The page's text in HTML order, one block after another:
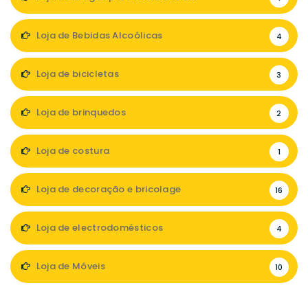
Loja de Bebidas Alcoólicas 4
Loja de bicicletas 3
Loja de brinquedos 2
Loja de costura 1
Loja de decoração e bricolage 16
Loja de electrodomésticos 4
Loja de Móveis 10